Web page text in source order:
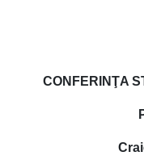
CONFERINŢA